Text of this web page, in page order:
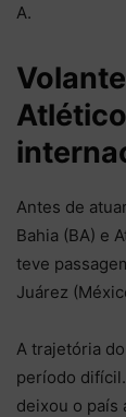
A.
Antes de
Bahia (BA) e
teve
Juárez
A trajetória
período
deixou o país